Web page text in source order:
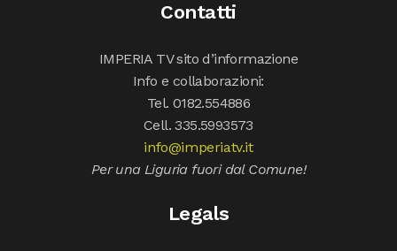
Contatti
IMPERIA TV sito d’informazione
Info e collaborazioni:
Tel. 0182.554886
Cell. 335.5993573
info@imperiatv.it
Per una Liguria fuori dal Comune!
Legals